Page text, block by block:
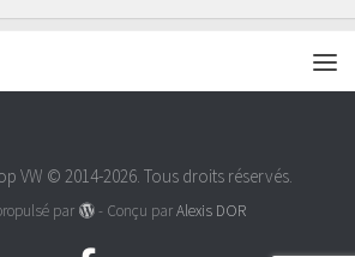
VW © 2014-2026. Tous droits réservés.
par - Conçu parAlexis DOR